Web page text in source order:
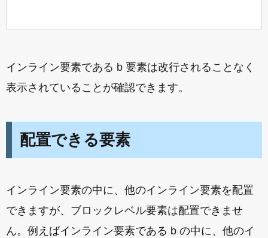
インライン要素である b 要素は改行されることなく
表示されていることが確認できます。
配置できる要素
インライン要素の中に、他のインライン要素を配置
できますが、ブロックレベル要素は配置できませ
ん。例えばインライン要素である b の中に、他のイ